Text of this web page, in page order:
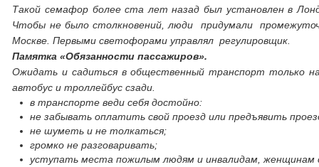
Такой семафор более ста лет назад был установлен в
Чтобы не было столкновений, люди придумали
Москве. Первыми светофорами управлял регулировщик.
Памятка «Обязанности пассажиров».
Ожидать и садиться в общественный транспорт только
автобус и троллейбус сзади.
в транспорте веди себя достойно:
не забывать оплатить свой проезд или предъявить
не шуметь и не толкаться;
громко не разговаривать;
уступать места пожилым людям и инвалидам, женщинам